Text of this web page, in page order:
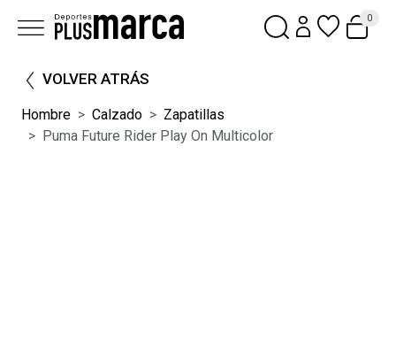
0
VOLVER ATRÁS
Hombre Calzado
Zapatillas
Puma Future Rider Play On Multicolor